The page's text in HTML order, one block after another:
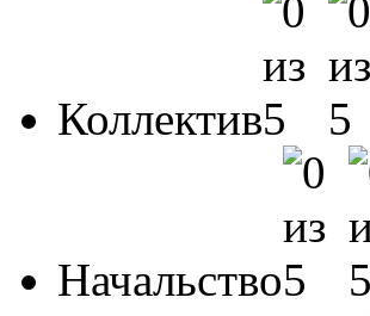
Коллектив
Начальство